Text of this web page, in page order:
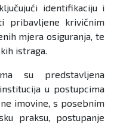
identifikaciju i
pribavljene krivičnim
mjera osiguranja, te
istraga.
su predstavljena
u postupcima
imovine, s posebnim
praksu, postupanje